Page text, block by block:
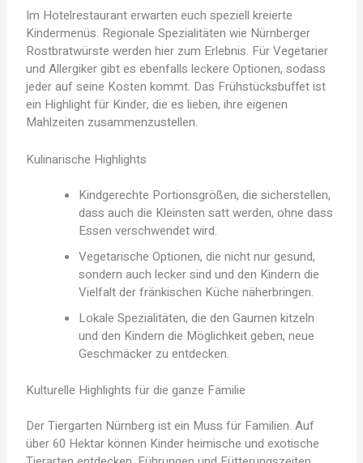
Im Hotelrestaurant erwarten euch speziell kreierte
Kindermenüs. Regionale Spezialitäten wie Nürnberger
Rostbratwürste werden hier zum Erlebnis. Für Vegetarier
und Allergiker gibt es ebenfalls leckere Optionen, sodass
jeder auf seine Kosten kommt. Das Frühstücksbuffet ist
ein Highlight für Kinder, die es lieben, ihre eigenen
Mahlzeiten zusammenzustellen.
Kulinarische Highlights
Kindgerechte Portionsgrößen, die sicherstellen,
dass auch die Kleinsten satt werden, ohne dass
Essen verschwendet wird.
Vegetarische Optionen, die nicht nur gesund,
sondern auch lecker sind und den Kindern die
Vielfalt der fränkischen Küche näherbringen.
Lokale Spezialitäten, die den Gaumen kitzeln
und den Kindern die Möglichkeit geben, neue
Geschmäcker zu entdecken.
Kulturelle Highlights für die ganze Familie
Der Tiergarten Nürnberg ist ein Muss für Familien. Auf
über 60 Hektar können Kinder heimische und exotische